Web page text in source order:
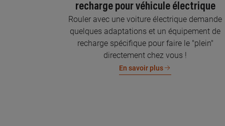
recharge pour véhicule électrique
Rouler avec une voiture électrique demande
quelques adaptations et un équipement de
recharge spécifique pour faire le "plein"
directement chez vous !
En savoir plus